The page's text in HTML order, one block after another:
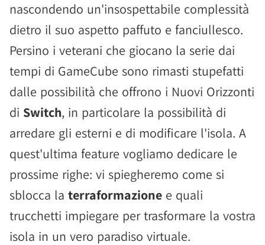
nascondendo un'insospettabile complessità
dietro il suo aspetto paffuto e fanciullesco.
Persino i veterani che giocano la serie dai
tempi di GameCube sono rimasti stupefatti
dalle possibilità che offrono i Nuovi Orizzonti
di Switch, in particolare la possibilità di
arredare gli esterni e di modificare l'isola. A
quest'ultima feature vogliamo dedicare le
prossime righe: vi spiegheremo come si
sblocca la terraformazione e quali
trucchetti impiegare per trasformare la vostra
isola in un vero paradiso virtuale.